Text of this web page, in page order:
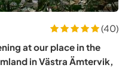
(40)
at our place in the
in Västra Ämtervik,